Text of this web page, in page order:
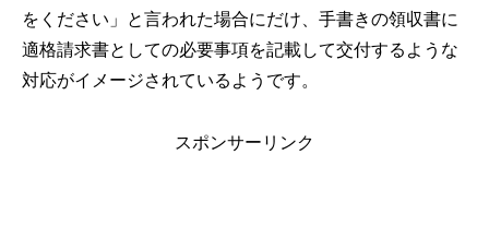
をください」と⾔われた場合にだけ、⼿書きの領収書に
適格請求書としての必要事項を記載して交付するような
対応がイメージされているようです。
スポンサーリンク